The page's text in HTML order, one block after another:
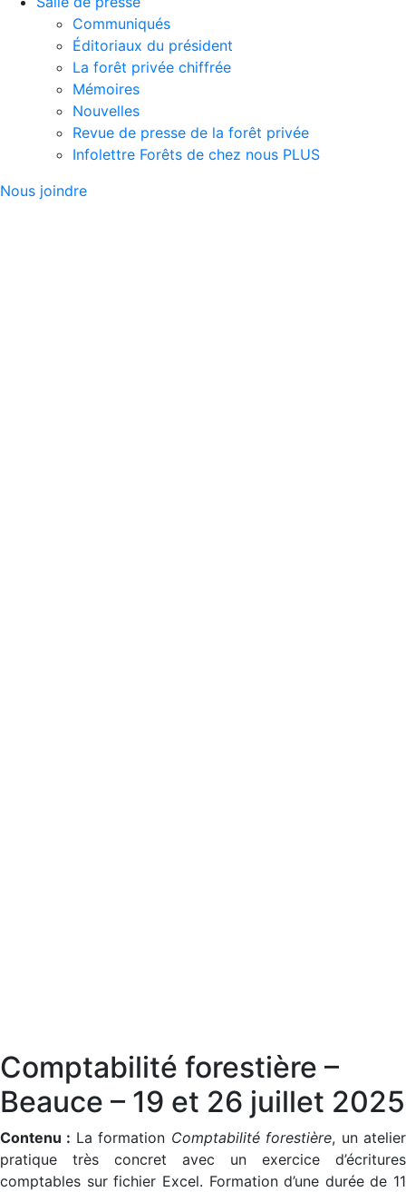
Communiqués
Éditoriaux du président
La forêt privée chiffrée
Mémoires
Nouvelles
Revue de presse de la forêt privée
Infolettre Forêts de chez nous PLUS
Nous joindre
Comptabilité forestière –
Beauce – 19 et 26 juillet 2025
Contenu : La formation Comptabilité forestière, un atelier
pratique très concret avec un exercice d’écritures
comptables sur fichier Excel. Formation d’une durée de 11